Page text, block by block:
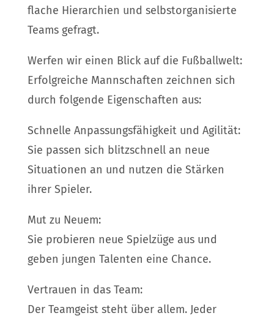
flache Hierarchien und selbstorganisierte
Teams gefragt.
Werfen wir einen Blick auf die Fußballwelt:
Erfolgreiche Mannschaften zeichnen sich
durch folgende Eigenschaften aus:
Schnelle Anpassungsfähigkeit und Agilität:
Sie passen sich blitzschnell an neue
Situationen an und nutzen die Stärken
ihrer Spieler.
Mut zu Neuem:
Sie probieren neue Spielzüge aus und
geben jungen Talenten eine Chance.
Vertrauen in das Team:
Der Teamgeist steht über allem. Jeder